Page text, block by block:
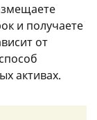
и получаете
от
активах.